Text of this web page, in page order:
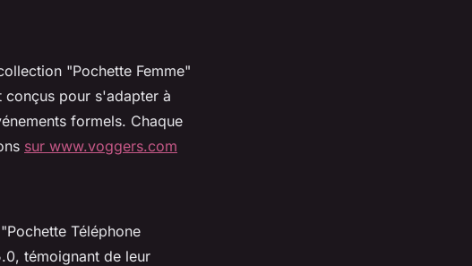
"Pochette Femme"
conçus pour s'adapter à
formels. Chaque
sur www.voggers.com
Téléphone
témoignant de leur